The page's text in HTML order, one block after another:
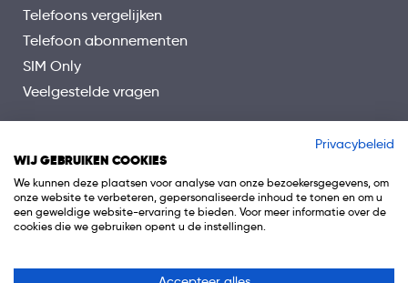
Telefoons vergelijken
Telefoon abonnementen
SIM Only
Veelgestelde vragen
Privacybeleid
WIJ GEBRUIKEN COOKIES
We kunnen deze plaatsen voor analyse van onze bezoekersgegevens, om
onze website te verbeteren, gepersonaliseerde inhoud te tonen en om u
een geweldige website-ervaring te bieden. Voor meer informatie over de
cookies die we gebruiken opent u de instellingen.